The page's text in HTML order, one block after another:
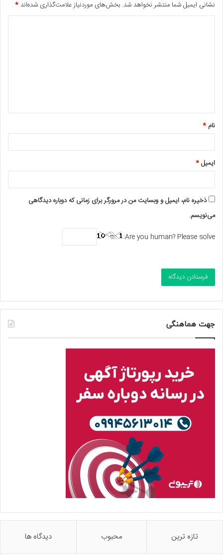
نشانی ایمیل شما منتشر نخواهد شد. بخش‌های موردنیاز علامت‌گذاری شده‌اند*
*
نام *
ایمیل*
ذخیره نام، ایمیل و وبسایت من در مرورگر برای زمانی که دوباره دیدگاهی
می‌نویسم.
Are you human? Please solve:
جهت هماهنگی
تازه ترین محبوب دیدگاه ها